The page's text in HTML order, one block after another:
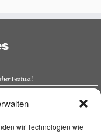
wir Technologien wie
Festival